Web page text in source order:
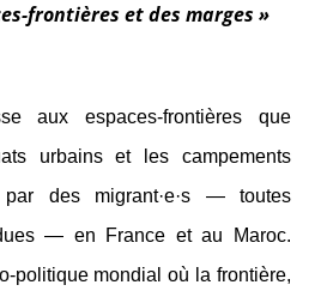
frontières et des marges »
aux espaces-frontières que
urbains et les campements
par des migrant·e·s — toutes
— en France et au Maroc.
politique mondial où la frontière,